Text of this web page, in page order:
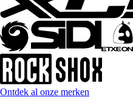
Ontdek al onze merken